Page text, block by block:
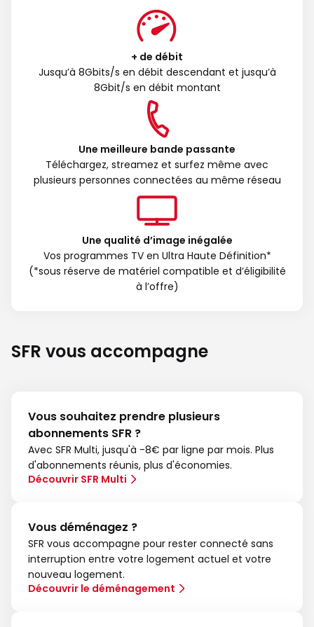
+ de débit
Jusqu’à 8Gbits/s en débit descendant et jusqu’à
8Gbit/s en débit montant
Une meilleure bande passante
Téléchargez, streamez et surfez même avec
plusieurs personnes connectées au même réseau
Une qualité d’image inégalée
Vos programmes TV en Ultra Haute Définition*
(*sous réserve de matériel compatible et d’éligibilité
à l’offre)
SFR vous accompagne
Vous souhaitez prendre plusieurs
abonnements SFR ?
Avec SFR Multi, jusqu'à -8€ par ligne par mois. Plus
d'abonnements réunis, plus d'économies.
Découvrir SFR Multi
Vous déménagez ?
SFR vous accompagne pour rester connecté sans
interruption entre votre logement actuel et votre
nouveau logement.
Découvrir le déménagement